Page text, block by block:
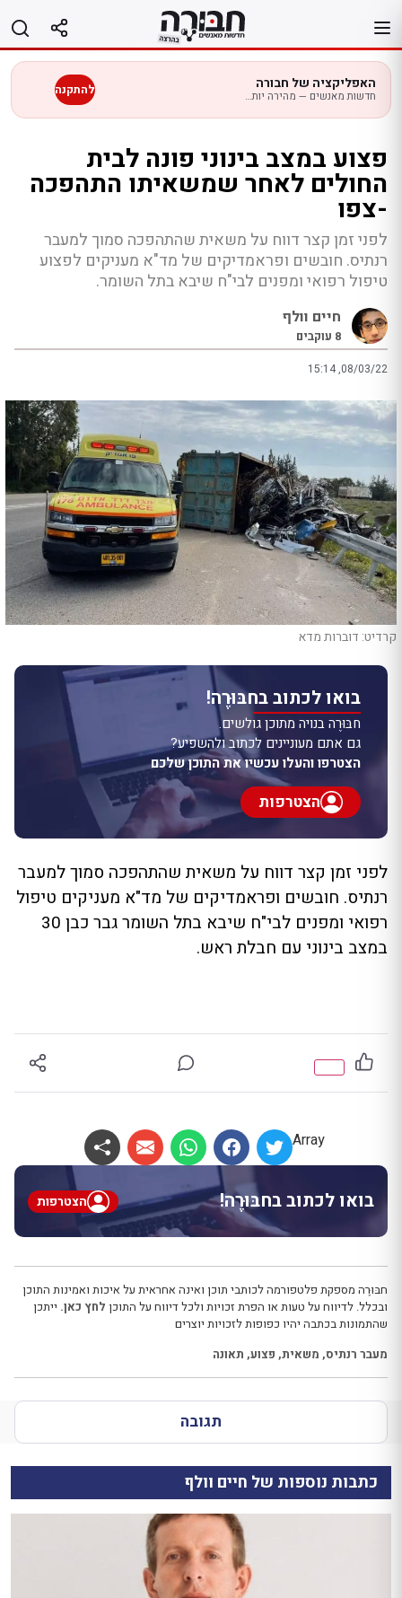
לתוכן
האפליקציה של חבורה
חדשות מאנשים — מהירה יותר בנייד להתקנה
פצוע במצב בינוני פונה לבית
החולים לאחר שמשאיתו התהפכה
-צפו
לפני זמן קצר דווח על משאית שהתהפכה סמוך למעבר
רנתיס. חובשים ופראמדיקים של מד"א מעניקים לפצוע
טיפול רפואי ומפנים לבי"ח שיבא בתל השומר.
חיים וולף
8 עוקבים
15:14 ,08/03/22
קרדיט: דוברות מדא
בואו לכתוב בחבּוּרֶה!
חבּוּרֶה בנויה מתוכן גולשים.
גם אתם מעוניינים לכתוב ולהשפיע?
הצטרפו והעלו עכשיו את התוכן שלכם
הצטרפות
לפני זמן קצר דווח על משאית שהתהפכה סמוך למעבר
רנתיס. חובשים ופראמדיקים של מד"א מעניקים טיפול
רפואי ומפנים לבי"ח שיבא בתל השומר גבר כבן 30
במצב בינוני עם חבלת ראש.
Array
בואו לכתוב בחבּוּרֶה! הצטרפות
חבּוּרֶה מספקת פלטפורמה לכותבי תוכן ואינה אחראית על איכות ואמינות התוכן
ובכלל. לדיווח על טעות או הפרת זכויות ולכל דיווח על התוכן לחץ כאן. ייתכן
שהתמונות בכתבה יהיו כפופות לזכויות יוצרים
מעבר רנתיס, משאית, פצוע, תאונה
תגובה
כתבות נוספות של חיים וולף